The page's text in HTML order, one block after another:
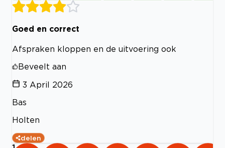
Goed en correct
Afspraken kloppen en de uitvoering ook
Beveelt aan
3 April 2026
Bas
Holten
delen